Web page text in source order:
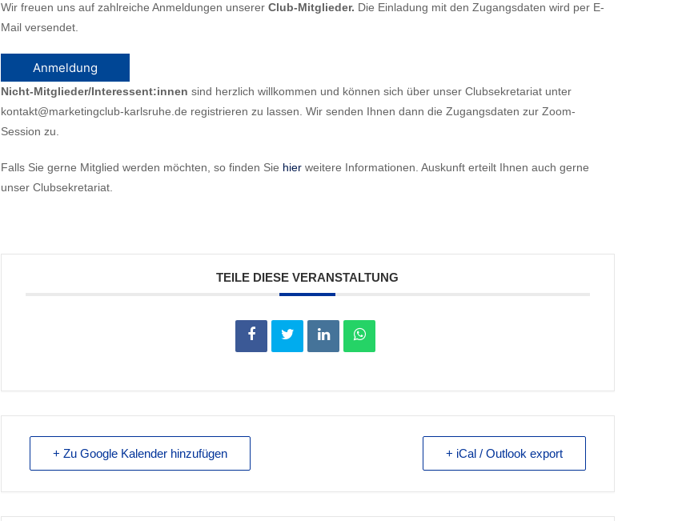
Wir freuen uns auf zahlreiche Anmeldungen unserer Club-Mitglieder. Die Einladung mit den Zugangsdaten wird per E-
Mail versendet.
Anmeldung
Nicht-Mitglieder/Interessent:innen sind herzlich willkommen und können sich über unser Clubsekretariat unter
kontakt@marketingclub-karlsruhe.de registrieren zu lassen. Wir senden Ihnen dann die Zugangsdaten zur Zoom-
Session zu.
Falls Sie gerne Mitglied werden möchten, so finden Sie hierweitere Informationen. Auskunft erteilt Ihnen auch gerne
unser Clubsekretariat.
TEILE DIESE VERANSTALTUNG
+ Zu Google Kalender hinzufügen + iCal / Outlook export